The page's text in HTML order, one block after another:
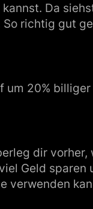
Da
richtig gut
20%
dir vorher,
Geld sparen
verwenden